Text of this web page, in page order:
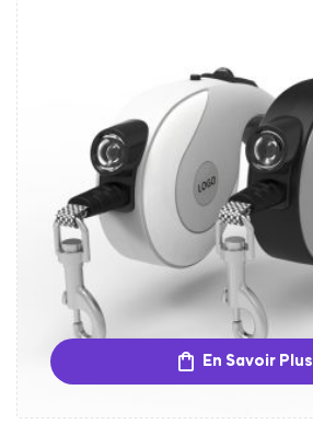
En Savoir Plus